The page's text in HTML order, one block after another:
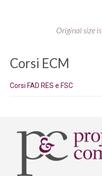
Original size is
Corsi ECM
Corsi FAD RES e FSC